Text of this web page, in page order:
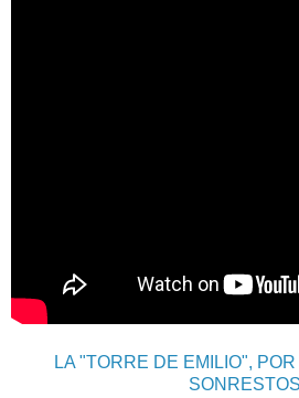
LA "TORRE DE EMILIO",